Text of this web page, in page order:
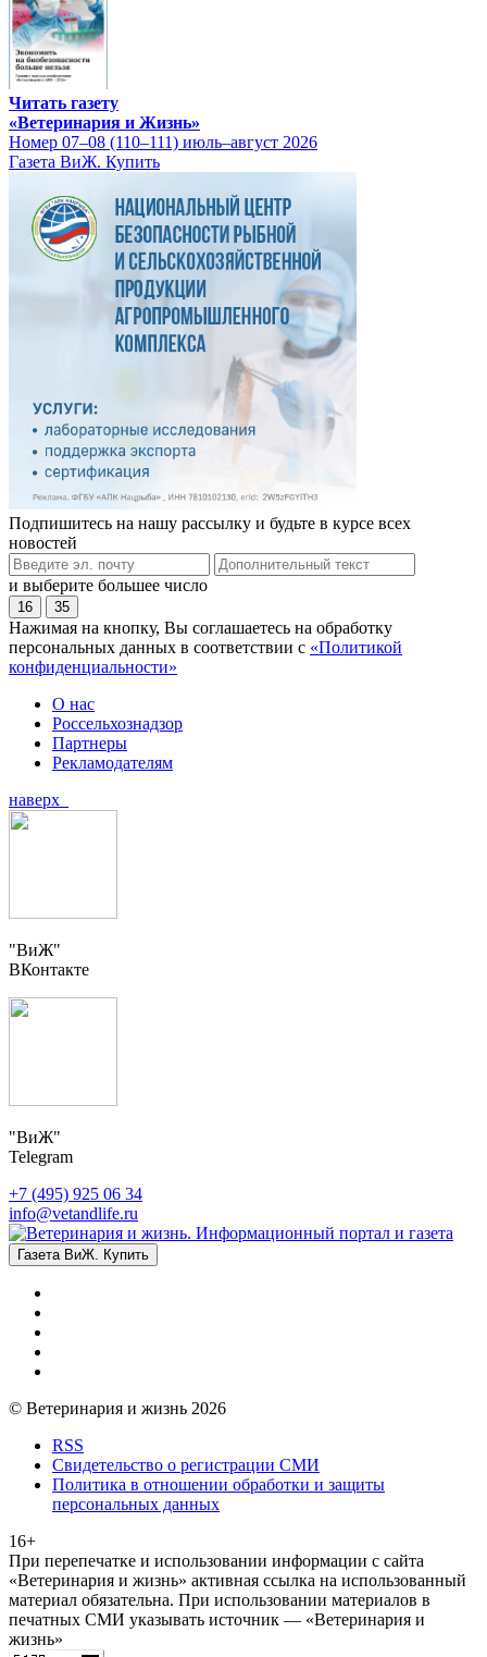
Читать газету
«Ветеринария и Жизнь»
Номер 07–08 (110–111) июль–август 2026
Газета ВиЖ. Купить
Подпишитесь на нашу рассылку и будьте в курсе всех
новостей
и выберите большее число
16 35
Нажимая на кнопку, Вы соглашаетесь на обработку
персональных данных в соответствии с «Политикой
конфиденциальности»
О нас
Россельхознадзор
Партнеры
Рекламодателям
наверх
"ВиЖ"
ВКонтакте
"ВиЖ"
Telegram
+7 (495) 925 06 34
info@vetandlife.ru
Газета ВиЖ. Купить
© Ветеринария и жизнь 2026
RSS
Свидетельство о регистрации СМИ
Политика в отношении обработки и защиты
персональных данных
16+
При перепечатке и использовании информации с сайта
«Ветеринария и жизнь» активная ссылка на использованный
материал обязательна. При использовании материалов в
печатных СМИ указывать источник — «Ветеринария и
жизнь»